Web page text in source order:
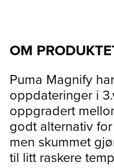
OM
Puma Magnify
oppdateringer i
oppgradert
godt alternativ
men skummet
til litt raskere